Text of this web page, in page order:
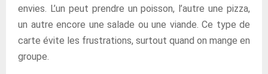
envies. L’un peut prendre un poisson, l’autre une pizza,
un autre encore une salade ou une viande. Ce type de
carte évite les frustrations, surtout quand on mange en
groupe.